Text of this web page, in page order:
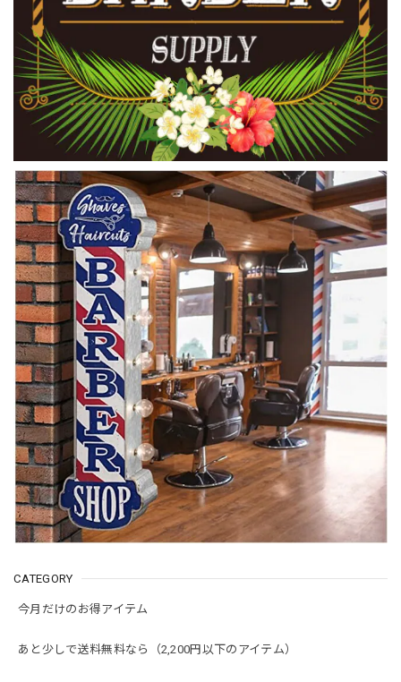
CATEGORY
今月だけのお得アイテム
あと少しで送料無料なら（2,200円以下のアイテム）